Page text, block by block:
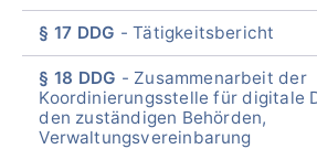
§ 17 DDG Tätigkeitsbericht
§ 18 DDG
Zusammenarbeit der
Koordinierungsstelle für digitale
den zuständigen Behörden,
Verwaltungsvereinbarung